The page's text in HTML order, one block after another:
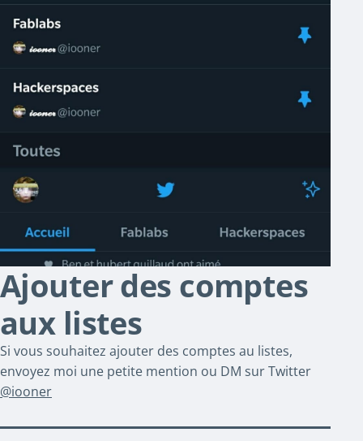
Ajouter des comptes
aux listes
Si vous souhaitez ajouter des comptes au listes,
envoyez moi une petite mention ou DM sur Twitter
@iooner